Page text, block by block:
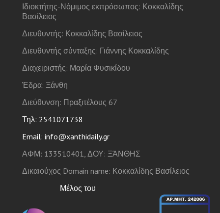
Ιδιοκτήτης-Νόμιμος εκπρόσωπος: Κοκκαλίδης
Βασίλειος
Διευθυντής: Κοκκαλίδης Βασίλειος
Διευθυντής σύνταξης: Γιάννης Κοκκαλίδης
Διαχειριστής: Μαρία Φυσικίδου
Έδρα: Ξάνθη
Διεύθυνση: Πραξιτέλους 67
Τηλ: 2541071738
Email: info@xanthidaily.gr
ΑΦΜ: 133510401, ΔΟΥ: ΞΆΝΘΗΣ
Δικαιούχος Domain name: Κοκκαλίδης Βασίλειος
Μέλος του